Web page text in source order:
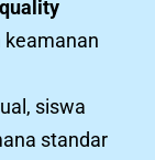
quality
siswa
standar